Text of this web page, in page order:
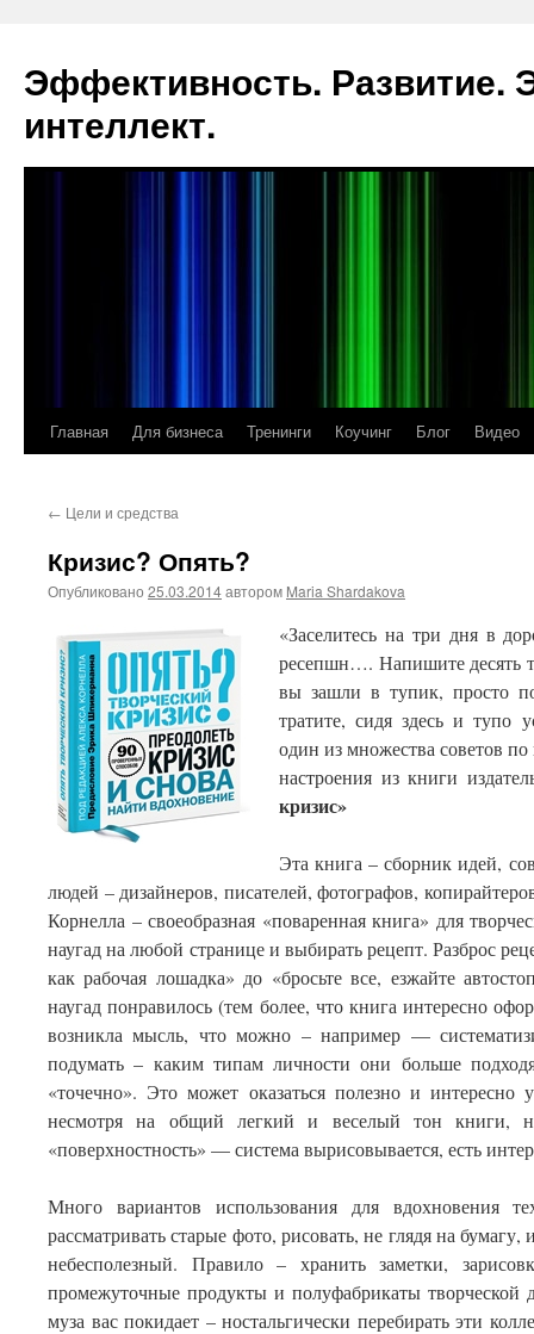
Эффективность. Развитие.
интеллект.
Перейти
содержимому
Главная Для бизнеса Тренинги Коучинг Блог Видео
← Цели и средства
Кризис? Опять?
Опубликовано 25.03.2014автором Maria Shardakova
«Заселитесь на три дня в
ресепшн…. Напишите десять
вы зашли в тупик, просто
тратите, сидя здесь и тупо
один из множества советов
настроения из книги
кризис»
Эта книга – сборник идей,
людей – дизайнеров, писателей,фотографов,
Корнелла – своеобразная «поваренная книга» для
наугад на любой странице и выбирать рецепт. Разброс
как рабочая лошадка» до «бросьте все, езжайте
наугад понравилось (тем более, что книга интересно
возникла мысль, что можно – например —
подумать – каким типам личности они больше
«точечно». Это может оказаться полезно и интересно
несмотря на общий легкий и веселый тон книги,
«поверхностность» — система вырисовывается, есть
Много вариантов использования для вдохновения
рассматривать старые фото, рисовать, не глядя на
небесполезный. Правило – хранить заметки,
промежуточные продукты и полуфабрикаты творческой
муза вас покидает – ностальгически перебирать эти